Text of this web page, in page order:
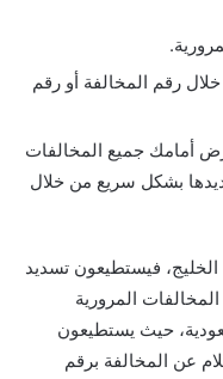
رقم المخالفة أو رقم
أمامك جميع المخالفات
بشكل سريع من خلال
الخليج، فيستطيعون تسديد
المرورية
حيث يستطيعون
عن المخالفة برقم